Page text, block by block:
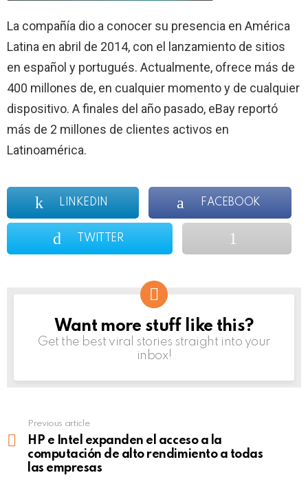
La compañía dio a conocer su presencia en América
Latina en abril de 2014, con el lanzamiento de sitios
en español y portugués. Actualmente, ofrece más de
400 millones de, en cualquier momento y de cualquier
dispositivo. A finales del año pasado, eBay reportó
más de 2 millones de clientes activos en
Latinoamérica.
LINKEDIN FACEBOOK
TWITTER
NEWSLETTER
Want more stuff like this?
Get the best viral stories straight into your
inbox!
more
Previous article
HP e Intel expanden el acceso a la
computación de alto rendimiento a todas
las empresas